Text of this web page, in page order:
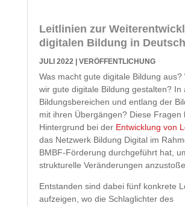
Leitlinien zur
digitalen Bildung in
JULI 2022| VERÖFFENTLICHUNG
Was macht gute digitale Bildung aus?
wir gute digitale Bildung gestalten? In
Bildungsbereichen und entlang der
mit ihren Übergängen? Diese Fragen
Hintergrund bei der Entwicklung von
das Netzwerk Bildung Digital im
BMBF-Förderung durchgeführt hat,
strukturelle Veränderungen
Entstanden sind dabei fünf konkrete
aufzeigen, wo die Schlaglichter des